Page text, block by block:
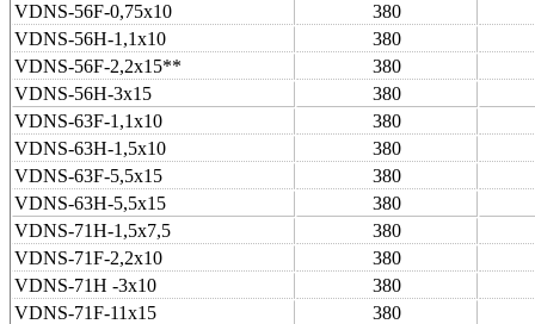
VDNS-56F-0,75х10
380
VDNS-56H-1,1x10
380
VDNS-56F-2,2x15**
380
VDNS-56H-3x15
380
VDNS-63F-1,1x10
380
VDNS-63H-1,5x10
380
VDNS-63F-5,5x15
380
VDNS-63H-5,5x15
380
VDNS-71H-1,5x7,5
380
VDNS-71F-2,2x10
380
VDNS-71H -3x10
380
VDNS-71F-11x15
380